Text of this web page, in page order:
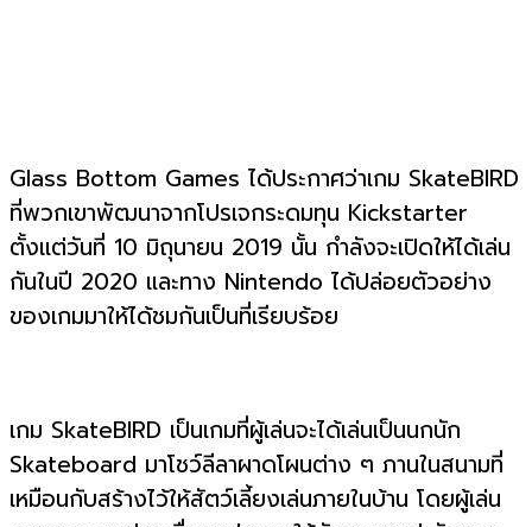
Glass Bottom Games ได้ประกาศว่าเกม SkateBIRD
ที่พวกเขาพัฒนาจากโปรเจกระดมทุน Kickstarter
ตั้งแต่วันที่ 10 มิถุนายน 2019 นั้น กำลังจะเปิดให้ได้เล่น
กันในปี 2020 และทาง Nintendo ได้ปล่อยตัวอย่าง
ของเกมมาให้ได้ชมกันเป็นที่เรียบร้อย
เกม SkateBIRD เป็นเกมที่ผู้เล่นจะได้เล่นเป็นนกนัก
Skateboard มาโชว์ลีลาผาดโผนต่าง ๆ ภานในสนามที่
เหมือนกับสร้างไว้ให้สัตว์เลี้ยงเล่นภายในบ้าน โดยผู้เล่น